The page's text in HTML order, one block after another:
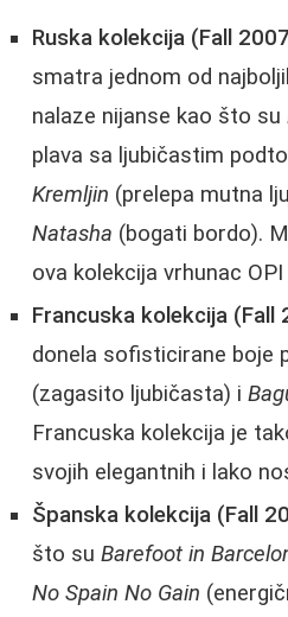
Ruska kolekcija (Fall
smatra jednom od
nalaze nijanse kao što su
plava sa ljubičastim
Kremljin (prelepa mutna
Natasha (bogati bordo).
ova kolekcija vrhunac
Francuska kolekcija (Fall
donela sofisticirane boje
(zagasito ljubičasta) i
Francuska kolekcija je
svojih elegantnih i lako
Španska kolekcija (Fall
što su Barefoot in
No Spain No Gain